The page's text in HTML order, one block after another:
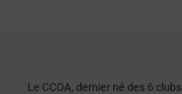
Le CCOA, dernier né des 6 clubs